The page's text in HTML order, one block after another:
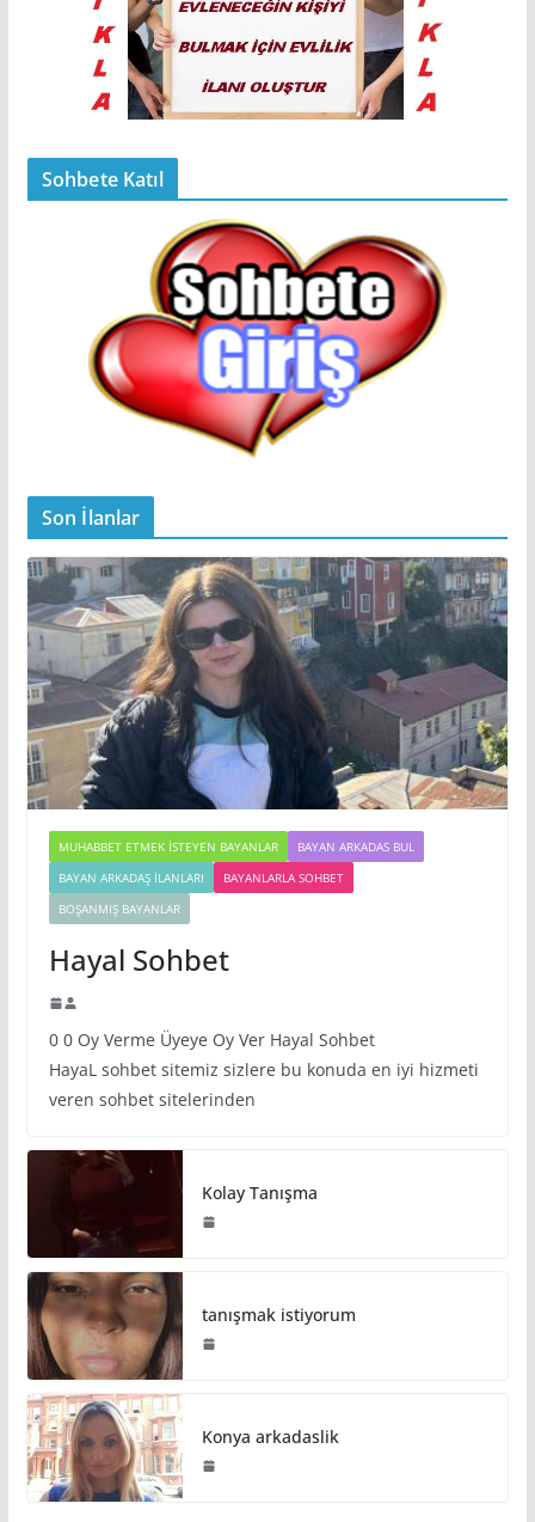
Sohbete Katıl
Son İlanlar
MUHABBET ETMEK İSTEYEN BAYANLAR
BAYAN ARKADAS BUL
BAYAN ARKADAŞ İLANLARI
BAYANLARLA SOHBET
BOŞANMIŞ BAYANLAR
Hayal Sohbet
0 0 Oy Verme Üyeye Oy Ver Hayal Sohbet
HayaL sohbet sitemiz sizlere bu konuda en iyi hizmeti
veren sohbet sitelerinden
Kolay Tanışma
tanışmak istiyorum
Konya arkadaslik